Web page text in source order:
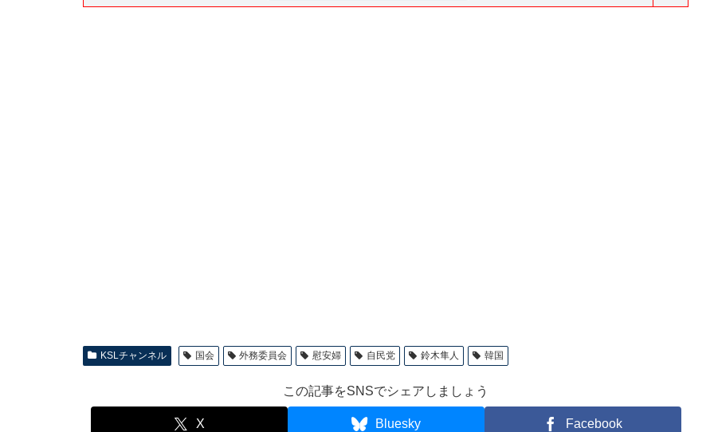
KSLチャンネル 国会 外務委員会 慰安婦 自民党 鈴木隼人 韓国
この記事をSNSでシェアしましょう
X Bluesky Facebook